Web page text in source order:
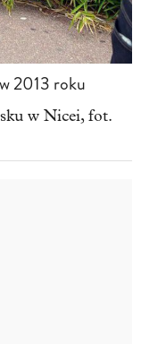
2013 roku
w Nicei, fot.